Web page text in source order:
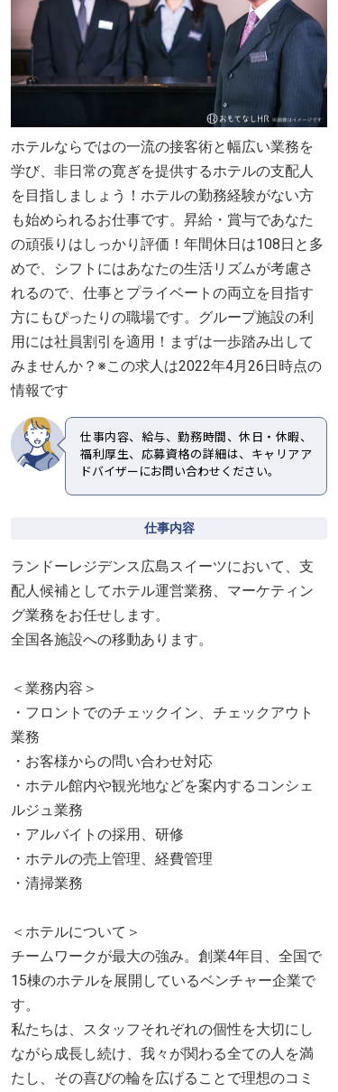
ホテルならではの一流の接客術と幅広い業務を
学び、非日常の寛ぎを提供するホテルの支配人
を目指しましょう！ホテルの勤務経験がない方
も始められるお仕事です。昇給・賞与であなた
の頑張りはしっかり評価！年間休日は108日と多
めで、シフトにはあなたの生活リズムが考慮さ
れるので、仕事とプライベートの両立を目指す
方にもぴったりの職場です。グループ施設の利
用には社員割引を適用！まずは一歩踏み出して
みませんか？※この求人は2022年4月26日時点の
情報です
仕事内容、給与、勤務時間、休日・休暇、
福利厚生、応募資格の詳細は、キャリアア
ドバイザーにお問い合わせください。
仕事内容
ランドーレジデンス広島スイーツにおいて、支
配人候補としてホテル運営業務、マーケティン
グ業務をお任せします。
全国各施設への移動あります。
＜業務内容＞
・フロントでのチェックイン、チェックアウト
業務
・お客様からの問い合わせ対応
・ホテル館内や観光地などを案内するコンシェ
ルジュ業務
・アルバイトの採用、研修
・ホテルの売上管理、経費管理
・清掃業務
＜ホテルについて＞
チームワークが最大の強み。創業4年目、全国で
15棟のホテルを展開しているベンチャー企業で
す。
私たちは、スタッフそれぞれの個性を大切にし
ながら成長し続け、我々が関わる全ての人を満
たし、その喜びの輪を広げることで理想のコミ